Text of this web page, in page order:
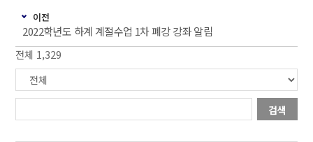
이전
2022학년도 하계 계절수업 1차 폐강 강좌 알림
전체 1,329
검색